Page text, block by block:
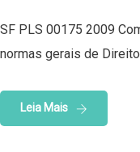
SF PLS 00175 2009
normas gerais de
Leia Mais